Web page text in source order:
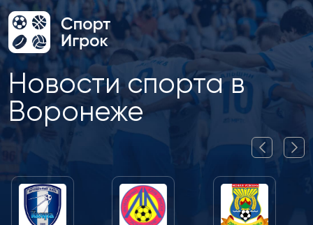
Новости спорта в
Воронеже